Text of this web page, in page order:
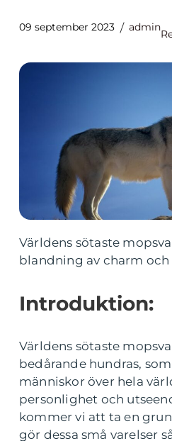
09 september 2023 admin
Världens sötaste
blandning av charm och
Introduktion:
Världens sötaste
bedårande hundras,
människor över hela
personlighet och
kommer vi att ta en
gör dessa små varelser